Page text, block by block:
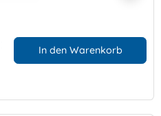
In den Warenkorb